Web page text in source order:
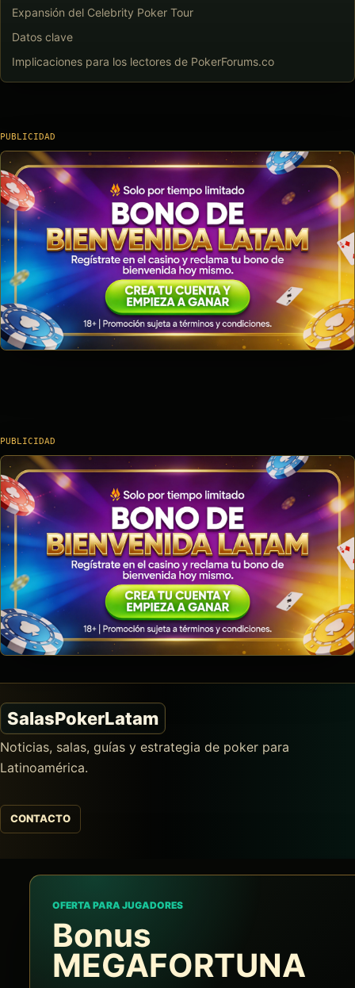
Expansión del Celebrity Poker Tour
Datos clave
Implicaciones para los lectores de PokerForums.co
PUBLICIDAD
PUBLICIDAD
SalasPokerLatam
Noticias, salas, guías y estrategia de poker para
Latinoamérica.
CONTACTO
OFERTA PARA JUGADORES
Bonus
MEGAFORTUNA